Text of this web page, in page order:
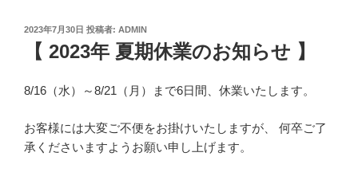
投
2023年7月30日 投稿者: ADMIN
【 2023年 夏期休業のお知らせ 】
8/16（水）～8/21（月）まで6日間、休業いたします。
お客様には大変ご不便をお掛けいたしますが、 何卒ご了
承くださいますようお願い申し上げます。